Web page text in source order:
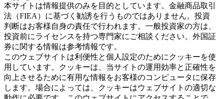
本サイトは情報提供のみを目的としています。金融商品取引
法（FIEA）に基づく勧誘を行うものではありません。投資
判断はお客様自身の責任で行われます。一般投資家の方は、
投資前にライセンスを持つ専門家にご相談ください。外国証
券に関する情報は参考情報です。
このウェブサイトは利便性と個人設定のためにクッキーを使
用しています。クッキーは、当サイトの運用効率と正確性を
向上させるために有用な情報をお客様のコンピュータに保存
します。場合によっては、クッキーはウェブサイトの適切な